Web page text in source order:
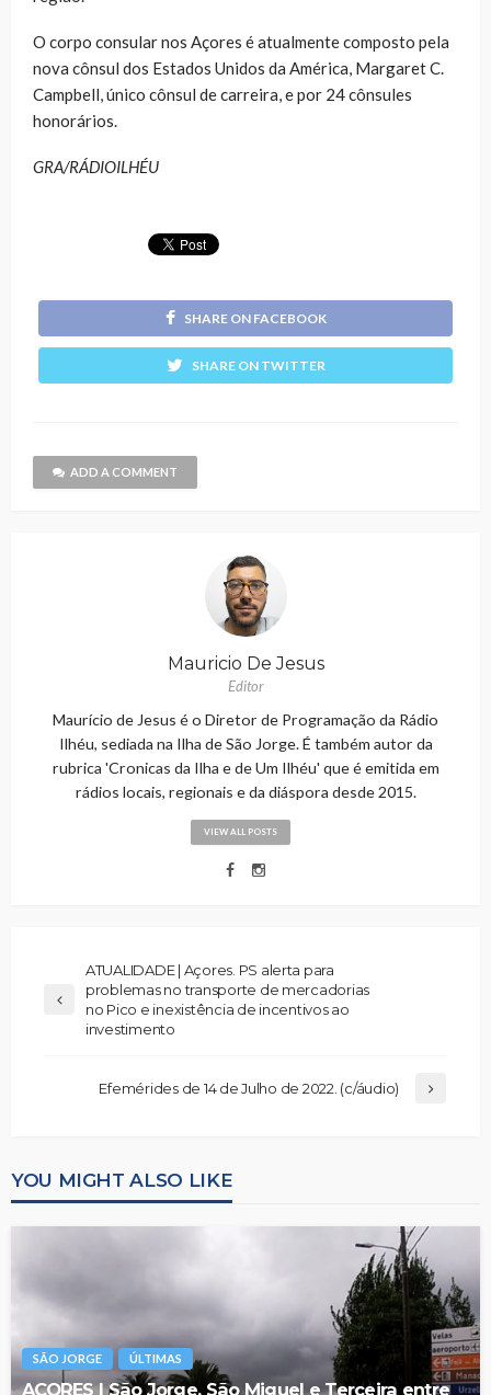
O corpo consular nos Açores é atualmente composto pela
nova cônsul dos Estados Unidos da América, Margaret C.
Campbell, único cônsul de carreira, e por 24 cônsules
honorários.
GRA/RÁDIOILHÉU
SHARE ON FACEBOOK
SHARE ON TWITTER
ADD A COMMENT
Mauricio De Jesus
Editor
Maurício de Jesus é o Diretor de Programação da Rádio
Ilhéu, sediada na Ilha de São Jorge. É também autor da
rubrica 'Cronicas da Ilha e de Um Ilhéu' que é emitida em
rádios locais, regionais e da diáspora desde 2015.
VIEW ALL POSTS
ATUALIDADE | Açores. PS alerta para
problemas no transporte de mercadorias
no Pico e inexistência de incentivos ao
investimento
Efemérides de 14 de Julho de 2022. (c/áudio)
YOU MIGHT ALSO LIKE
SÃO JORGE ÚLTIMAS
AÇORES | São Jorge, São Miguel e Terceira entre